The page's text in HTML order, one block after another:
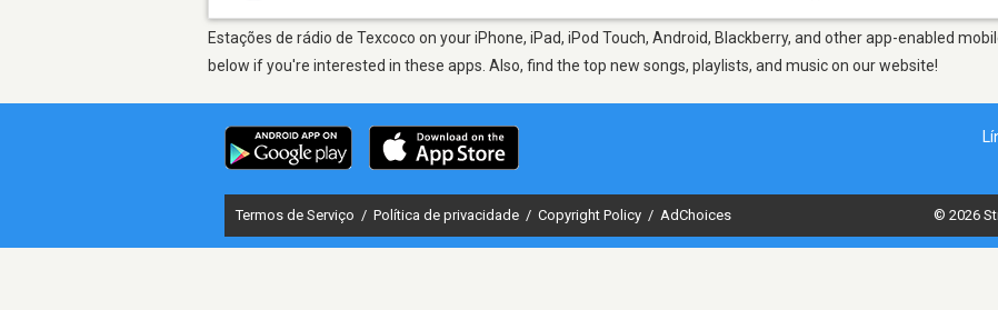
Estações de rádio de Texcoco on your iPhone, iPad, iPod Touch, Android, Blackberry, and other app-enabled
below if you're interested in these apps. Also, find the top new songs, playlists, and music on our website!
Termos de Serviço / Política de privacidade / Copyright Policy / AdChoices © 2026